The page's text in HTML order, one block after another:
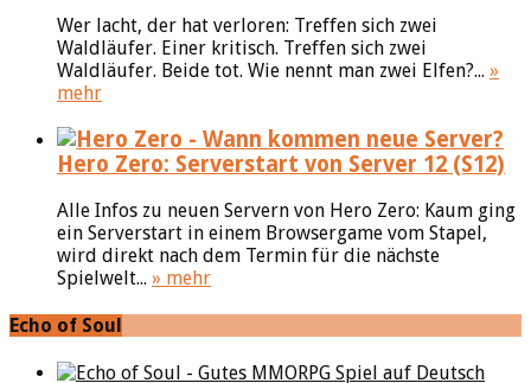
Wer lacht, der hat verloren: Treffen sich zwei
Waldläufer. Einer kritisch. Treffen sich zwei
Waldläufer. Beide tot. Wie nennt man zwei Elfen?... »
mehr
Hero Zero: Serverstart von Server 12 (S12)
Alle Infos zu neuen Servern von Hero Zero: Kaum ging
ein Serverstart in einem Browsergame vom Stapel,
wird direkt nach dem Termin für die nächste
Spielwelt... » mehr
Echo of Soul